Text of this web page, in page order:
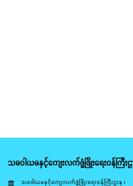
သမဝါယမနှင့်ကျေးလက်ဖွံ့ဖြိုးရေးဝန်ကြီးဌ
သမဝါယမနှင့်ကျေးလက်ဖွံ့ဖြိုးရေးဝန်ကြီးဌာန ၊